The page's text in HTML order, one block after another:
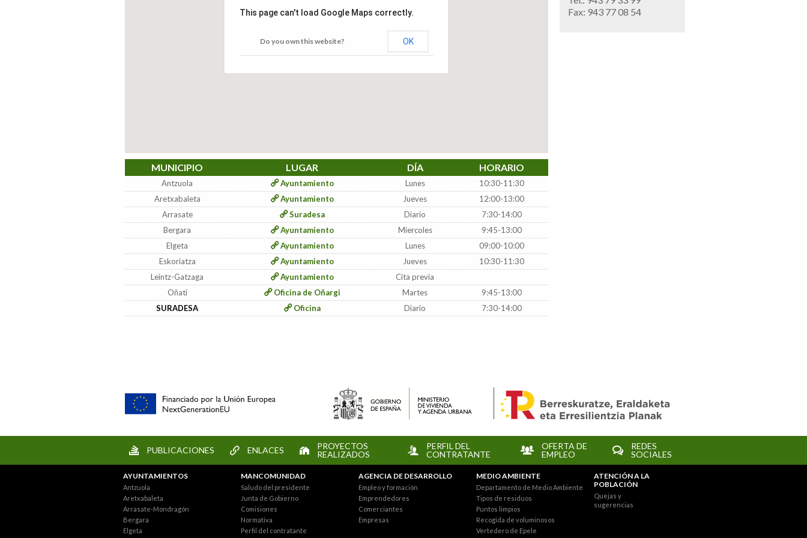
This page can't load Google Maps correctly.
Do you own this website? OK
MUNICIPIO LUGAR DÍA HORARIO
Antzuola Ayuntamiento Lunes
10:30-11:30
Aretxabaleta
Ayuntamiento Jueves
12:00-13:00
Arrasate
Suradesa Diario
7:30-14:00
Bergara
Ayuntamiento Miercoles
9:45-13:00
Elgeta
Ayuntamiento Lunes
09:00-10:00
Eskoriatza
Ayuntamiento Jueves
10:30-11:30
Leintz-Gatzaga
Ayuntamiento
Cita previa
Oñati
Oficina de Oñargi Martes
9:45-13:00
SURADESA
Oficina Diario 7:30-14:00
Fax: 943 77 08 54
PUBLICACIONES ENLACES
PROYECTOS
REALIZADOS
PERFIL DEL
CONTRATANTE
OFERTA DE
EMPLEO
REDES
SOCIALES
AYUNTAMIENTOS
Antzuola
Aretxabaleta
Arrasate-Mondragón
Bergara
Elgeta
MANCOMUNIDAD
Saludo del presidente
Junta de Gobierno
Comisiones
Normativa
Perfil del contratante
AGENCIA DE DESARROLLO
Empleo y formación
Emprendedores
Comerciantes
Empresas
MEDIO AMBIENTE
Departamento de Medio Ambiente
Tipos de residuos
Puntos limpios
Recogida de voluminosos
Vertedero de Epele
ATENCIÓN A LA
POBLACIÓN
Quejas y
sugerencias